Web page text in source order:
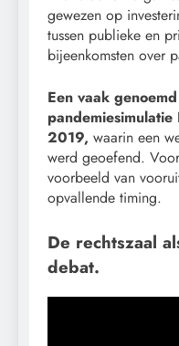
gewezen op
tussen publieke en
bijeenkomsten over
Een vaak
pandemiesimulatie
2019, waarin een
werd geoefend.
voorbeeld van
opvallende timing.
De rechtszaal
debat.